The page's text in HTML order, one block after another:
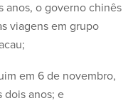
anos, o governo chinês
viagens em grupo
em 6 de novembro,
dois anos; e